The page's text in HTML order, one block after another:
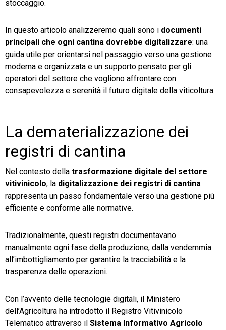
stoccaggio.
In questo articolo analizzeremo quali sono i documenti
principali che ogni cantina dovrebbe digitalizzare: una
guida utile per orientarsi nel passaggio verso una gestione
moderna e organizzata e un supporto pensato per gli
operatori del settore che vogliono affrontare con
consapevolezza e serenità il futuro digitale della viticoltura.
La dematerializzazione dei
registri di cantina
Nel contesto della trasformazione digitale del settore
vitivinicolo, la digitalizzazione dei registri di cantina
rappresenta un passo fondamentale verso una gestione più
efficiente e conforme alle normative.
Tradizionalmente, questi registri documentavano
manualmente ogni fase della produzione, dalla vendemmia
all’imbottigliamento per garantire la tracciabilità e la
trasparenza delle operazioni.
Con l’avvento delle tecnologie digitali, il Ministero
dell’Agricoltura ha introdotto il Registro Vitivinicolo
Telematico attraverso il Sistema Informativo Agricolo